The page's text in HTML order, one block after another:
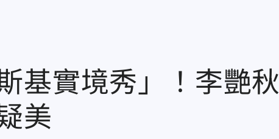
基實境秀」！李艷秋
美